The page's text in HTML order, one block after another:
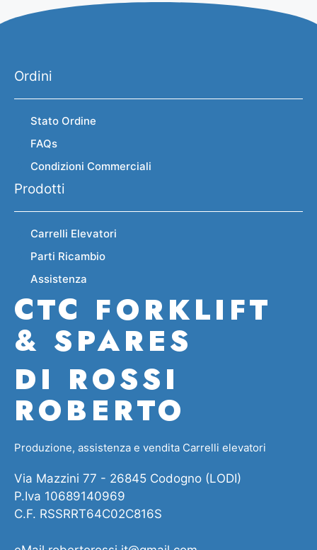
CTC FORKLIFT
& SPARES
DI ROSSI
ROBERTO
Produzione, assistenza e vendita Carrelli elevatori
Via Mazzini 77 - 26845 Codogno (LODI)
P.Iva 10689140969
C.F. RSSRRT64C02C816S
Ordini
Stato Ordine
FAQs
Condizioni Commerciali
Prodotti
Carrelli Elevatori
Parti Ricambio
Assistenza